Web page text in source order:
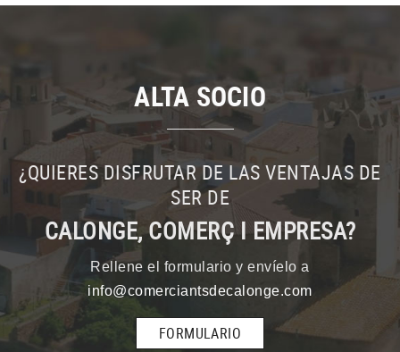
ALTA SOCIO
¿QUIERES DISFRUTAR DE LAS VENTAJAS DE
SER DE
CALONGE, COMERÇ I EMPRESA?
Rellene el formulario y envíelo a
info@comerciantsdecalonge.com
FORMULARIO